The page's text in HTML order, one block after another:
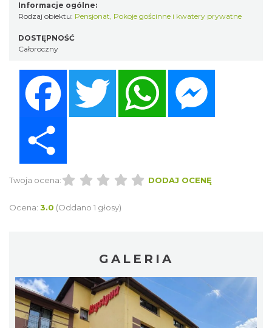
Informacje ogólne:
Rodzaj obiektu: Pensjonat, Pokoje gościnne i kwatery prywatne
DOSTĘPNOŚĆ
Całoroczny
Twitter WhatsApp
Twoja ocena: DODAJ OCENĘ
Ocena: 3.0 (Oddano 1 głosy)
GALERIA